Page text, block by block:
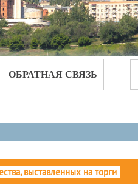
ОБРАТНАЯ СВЯЗЬ
выставленных на торги